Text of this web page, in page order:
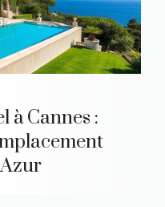
à Cannes :